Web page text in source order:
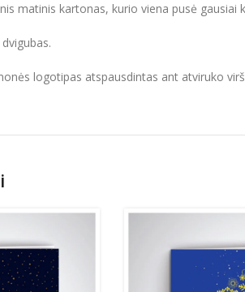
matinis kartonas, kurio viena pusė
logotipas atspausdintas ant atviruko